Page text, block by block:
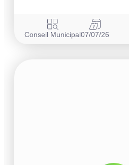
Conseil Municipal07/07/26